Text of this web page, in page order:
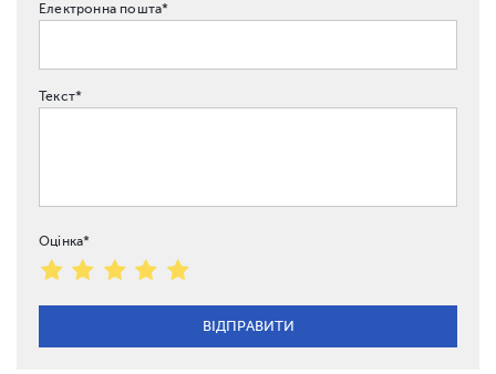
Електронна пошта*
Текст*
Оцінка*